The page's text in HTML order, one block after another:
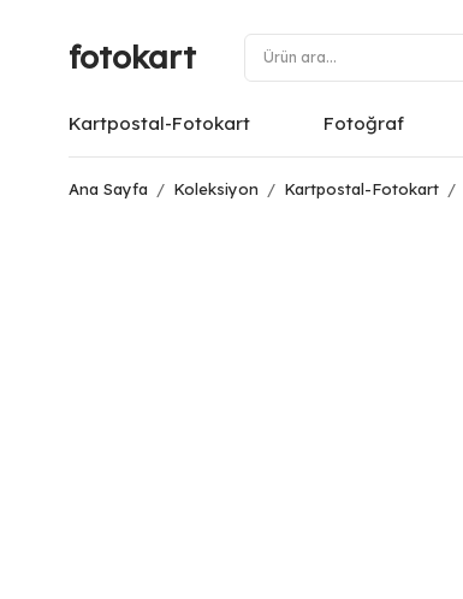
fotokart
Kartpostal-Fotokart Fotoğraf
Ana Sayfa / Koleksiyon / Kartpostal-Fotokart /